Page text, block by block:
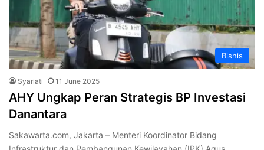
Bisnis
Syariati 11 June 2025
AHY Ungkap Peran Strategis BP Investasi
Danantara
Sakawarta.com, Jakarta – Menteri Koordinator Bidang